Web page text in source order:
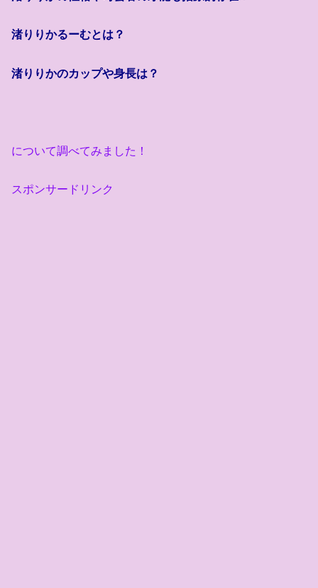
渚りりかるーむとは？
渚りりかのカップや身長は？
について調べてみました！
スポンサードリンク